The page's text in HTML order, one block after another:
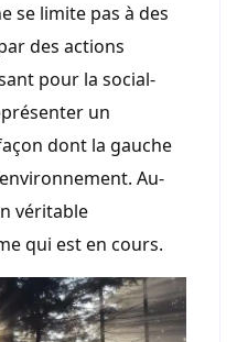
se limite pas à des
des actions
pour la social-
un
dont la gauche
Au-
véritable
qui est en cours.